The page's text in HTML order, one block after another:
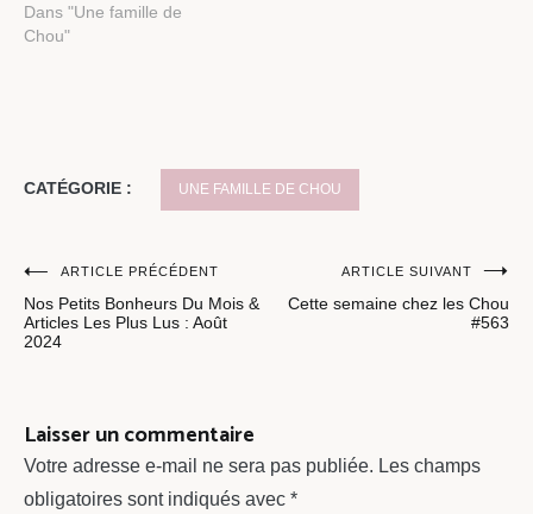
Dans "Une famille de
Chou"
CATÉGORIE : UNE FAMILLE DE CHOU
Navigation
de
ARTICLE PRÉCÉDENT
Nos Petits Bonheurs Du Mois &
Articles Les Plus Lus : Août
2024
ARTICLE SUIVANT
Cette semaine chez les Chou
#563
Laisser un commentaire
Votre adresse e-mail ne sera pas publiée. Les champs
obligatoires sont indiqués avec *